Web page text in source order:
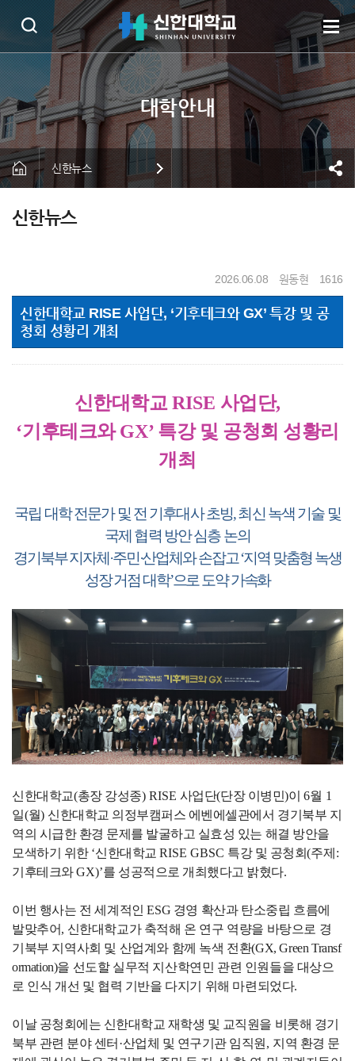
신한뉴스
신한뉴스
2026.06.08 원동현 1616
신한대학교 RISE 사업단, ‘기후테크와 GX’ 특강 및 공
청회 성황리 개최
신한대학교 RISE 사업단,
‘기후테크와GX’ 특강 및 공청회 성황리
개최
국립 대학 전문가 및 전 기후대사 초빙,최신 녹색 기술 및
국제 협력 방안 심층 논의
경기북부 지자체 ·주민·산업체와 손잡고‘지역 맞춤형 녹생
성장 거점 대학’으로 도약 가속화
신한대학교(총장 강성종) RISE 사업단(단장 이병민)이6월 1
일(월) 신한대학교 의정부캠퍼스 에벤에셀관에서 경기북부 지
역의 시급한 환경 문제를 발굴하고 실효성 있는 해결 방안을
모색하기 위한 ‘신한대학교RISE GBSC 특강 및 공청회(주제 :
기후테크와GX)’를 성공적으로 개최했다고 밝혔다.
이번 행사는 전 세계적인ESG 경영 확산과 탄소중립 흐름에
발맞추어, 신한대학교가 축적해 온 연구 역량을 바탕으로 경
기북부 지역사회 및 산업계와 함께 녹색 전환(GX, Green Transf
ormation)을 선도할 실무적 지산학연민 관련 인원들을 대상으
로 인식 개선 및 협력 기반을 다지기 위해 마련되었다.
이날 공청회에는 신한대학교 재학생 및 교직원을 비롯해 경기
북부 관련 분야 센터 ·산업체 및 연구기관 임직원 , 지역 환경 문